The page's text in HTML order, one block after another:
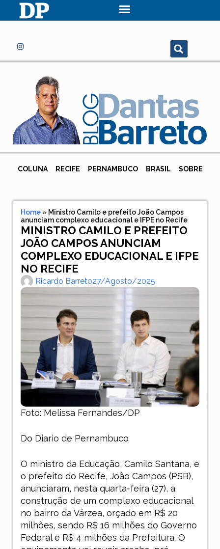
COLUNA RECIFE PERNAMBUCO BRASIL SOBRE
Home» Ministro Camilo e prefeito João Campos
anunciam complexo educacional e IFPE no Recife
MINISTRO CAMILO E PREFEITO
JOÃO CAMPOS ANUNCIAM
COMPLEXO EDUCACIONAL E IFPE
NO RECIFE
Ricardo Barreto27/agosto/2025
Foto: Melissa Fernandes/DP
Do Diario de Pernambuco
O ministro da Educação, Camilo Santana, e
o prefeito do Recife, João Campos (PSB),
anunciaram, nesta quarta-feira (27), a
construção de um complexo educacional
no bairro da Várzea, orçado em R$ 20
milhões, sendo R$ 16 milhões do Governo
Federal e R$ 4 milhões da Prefeitura. O